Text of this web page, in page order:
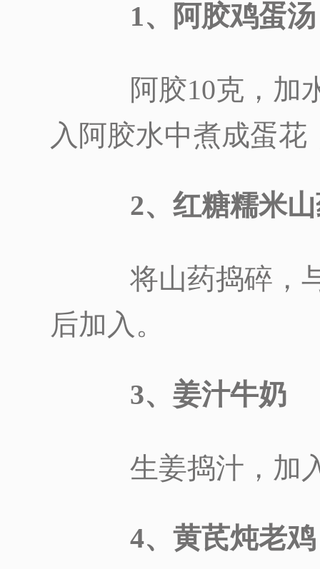
1、阿胶鸡蛋汤
阿胶10克，加水
入阿胶水中煮成蛋
2、红糖糯米山
将山药捣碎，与
后加入。
3、姜汁牛奶
生姜捣汁，加入
4、黄芪炖老鸡